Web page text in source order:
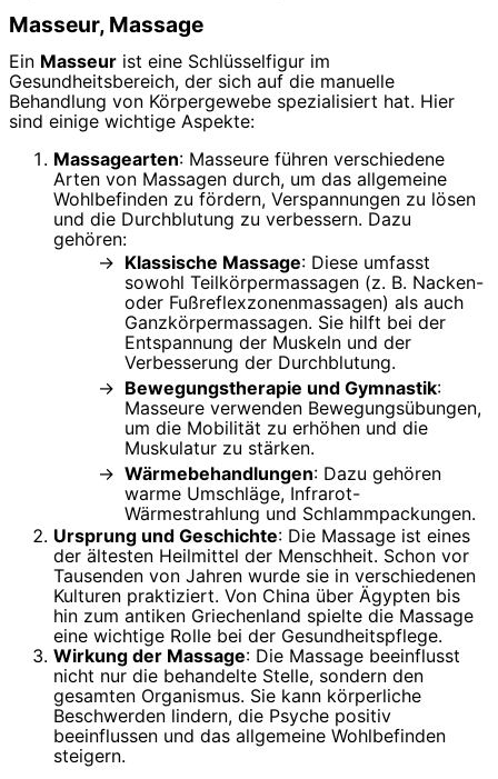
Masseur, Massage
Ein Masseur ist eine Schlüsselfigur im
Gesundheitsbereich, der sich auf die manuelle
Behandlung von Körpergewebe spezialisiert hat. Hier
sind einige wichtige Aspekte:
Massagearten: Masseure führen verschiedene
Arten von Massagen durch, um das allgemeine
Wohlbefinden zu fördern, Verspannungen zu lösen
und die Durchblutung zu verbessern. Dazu
gehören:
Klassische Massage: Diese umfasst
sowohl Teilkörpermassagen (z. B. Nacken-
oder Fußreflexzonenmassagen) als auch
Ganzkörpermassagen. Sie hilft bei der
Entspannung der Muskeln und der
Verbesserung der Durchblutung.
Bewegungstherapie und Gymnastik:
Masseure verwenden Bewegungsübungen,
um die Mobilität zu erhöhen und die
Muskulatur zu stärken.
Wärmebehandlungen: Dazu gehören
warme Umschläge, Infrarot-
Wärmestrahlung und Schlammpackungen.
Ursprung und Geschichte: Die Massage ist eines
der ältesten Heilmittel der Menschheit. Schon vor
Tausenden von Jahren wurde sie in verschiedenen
Kulturen praktiziert. Von China über Ägypten bis
hin zum antiken Griechenland spielte die Massage
eine wichtige Rolle bei der Gesundheitspflege.
Wirkung der Massage: Die Massage beeinflusst
nicht nur die behandelte Stelle, sondern den
gesamten Organismus. Sie kann körperliche
Beschwerden lindern, die Psyche positiv
beeinflussen und das allgemeine Wohlbefinden
steigern.